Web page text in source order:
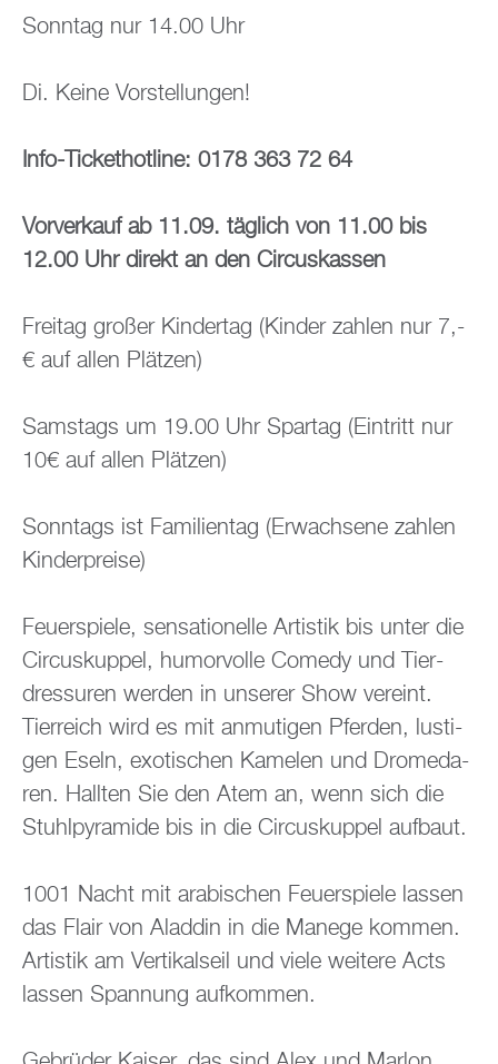
Sonn­tag nur 14.00 Uhr
Di. Keine Vor­stel­lun­gen!
Info-Ti­cket­hot­line: 0178 363 72 64
Vor­ver­kauf ab 11.09. täg­lich von 11.00 bis
12.00 Uhr di­rekt an den Cir­cus­kas­sen
Frei­tag gro­ßer Kin­der­tag (Kin­der zah­len nur 7,-
€ auf allen Plät­zen)
Sams­tags um 19.00 Uhr Spar­tag (Ein­tritt nur
10€ auf allen Plät­zen)
Sonn­tags ist Fa­mi­li­en­tag (Er­wach­se­ne zah­len
Kin­der­prei­se)
Feu­er­spie­le, sen­sa­tio­nel­le Ar­tis­tik bis unter die
Cir­cus­kup­pel, hu­mor­vol­le Co­me­dy und Tier­
dres­su­ren wer­den in un­se­rer Show ver­eint.
Tier­reich wird es mit an­mu­ti­gen Pfer­den, lus­ti­
gen Eseln, exo­ti­schen Ka­me­len und Dro­me­da­
ren. Hall­ten Sie den Atem an, wenn sich die
Stuhl­py­ra­mi­de bis in die Cir­cus­kup­pel auf­baut.
1001 Nacht mit ara­bi­schen Feu­er­spie­le las­sen
das Flair von Alad­din in die Ma­ne­ge kom­men.
Ar­tis­tik am Ver­ti­kal­seil und viele wei­te­re Acts
las­sen Span­nung auf­kom­men.